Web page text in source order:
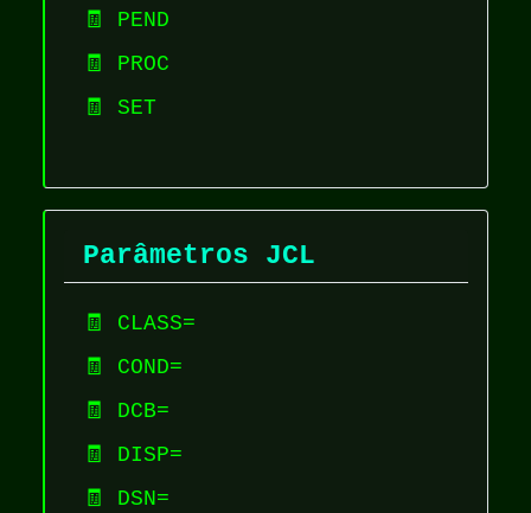
🧾 PEND
🧾 PROC
🧾 SET
Parâmetros JCL
🧾 CLASS=
🧾 COND=
🧾 DCB=
🧾 DISP=
🧾 DSN=